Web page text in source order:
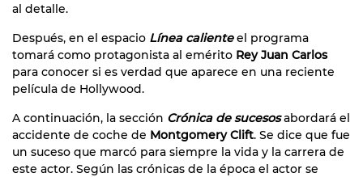
al detalle.
Después, en el espacio Línea caliente el programa
tomará como protagonista al emérito Rey Juan Carlos
para conocer si es verdad que aparece en una reciente
película de Hollywood.
A continuación, la sección Crónica de sucesos abordará el
accidente de coche de Montgomery Clift. Se dice que fue
un suceso que marcó para siempre la vida y la carrera de
este actor. Según las crónicas de la época el actor se